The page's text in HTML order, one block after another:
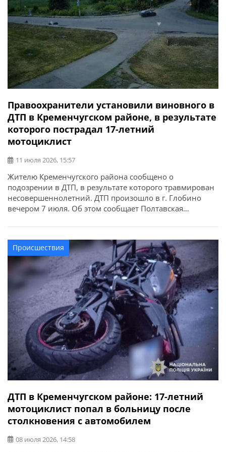
Правоохранители установили виновного в
ДТП в Кременчугском районе, в результате
которого пострадал 17-летний
мотоциклист
11 июля 2026, 15:57
Жителю Кременчугского района сообщено о
подозрении в ДТП, в результате которого травмирован
несовершеннолетний. ДТП произошло в г. Глобино
вечером 7 июля. Об этом сообщает Полтавская
летний мужчина двигался за рулем автомобиля
«Skoda». Поворачивая, он выехал на встречную полосу
движения и столкнулся с мотоциклом Voge. В
результате ДТП 17-летний водитель мотоцикла […]
Происшествия
ДТП в Кременчугском районе: 17-летний
мотоциклист попал в больницу после
столкновения с автомобилем
08 июля 2026, 14:58